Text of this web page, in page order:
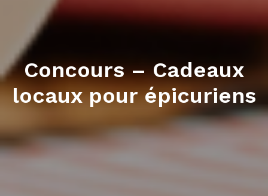
Concours – Cadeaux
locaux pour épicuriens